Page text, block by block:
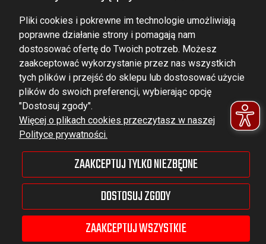
DOMINATOR GROUP Sp. z o.o.
Ludowa 59, 43-514 Kaniów,
POLAND
VAT ID No.: 6521751083
dominator@dominator.pl
© Copyright 2022 | Dominator Group Sp. z o. o.
Pliki cookies i pokrewne im technologie umożliwiają
poprawne działanie strony i pomagają nam
dostosować ofertę do Twoich potrzeb. Możesz
zaakceptować wykorzystanie przez nas wszystkich
tych plików i przejść do sklepu lub dostosować użycie
plików do swoich preferencji, wybierając opcję
"Dostosuj zgody".
Więcej o plikach cookies przeczytasz w naszej
Polityce prywatności.
ZAAKCEPTUJ TYLKO NIEZBĘDNE
DOSTOSUJ ZGODY
ZAAKCEPTUJ WSZYSTKIE